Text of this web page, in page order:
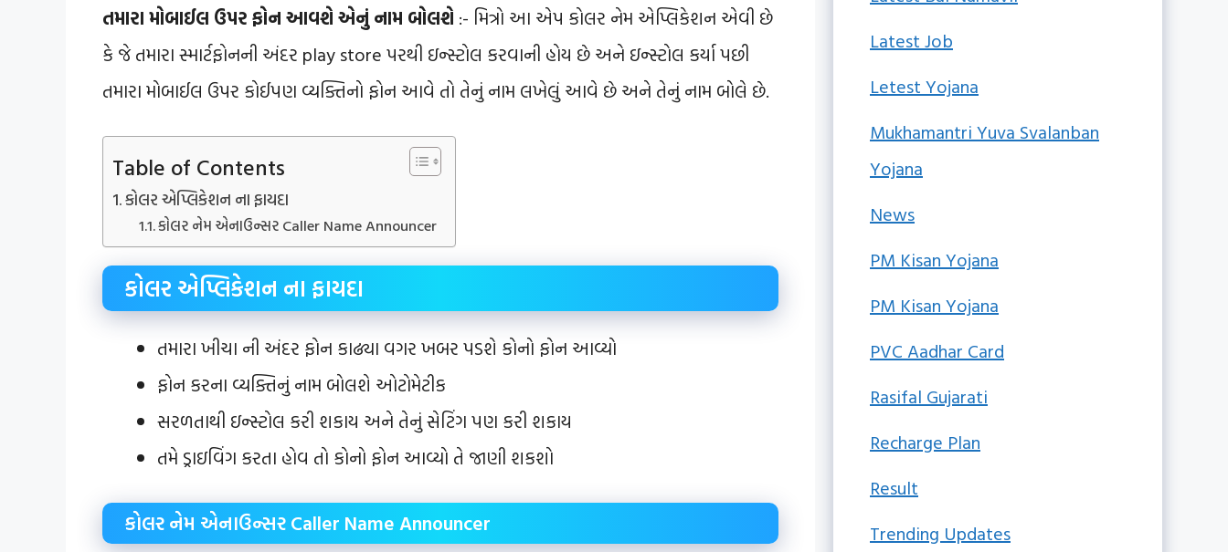
તમારા મોબાઈલ ઉપર ફોન આવશે એનું નામ બોલશે :- મિત્રો આ એપ કોલર નેમ એપ્લિકેશન એવી છે
કે જે તમારા સ્માર્ટફોનની અંદર play store પરથી ઇન્સ્ટોલ કરવાની હોય છે અને ઇન્સ્ટોલ કર્યા પછી
તમારા મોબાઈલ ઉપર કોઈપણ વ્યક્તિનો ફોન આવે તો તેનું નામ લખેલું આવે છે અને તેનું નામ બોલે છે.
Table of Contents
કોલર એપ્લિકેશન ના ફાયદા
કોલર નેમ એનાઉન્સર Caller Name Announcer
કોલર એપ્લિકેશન ના ફાયદા
તમારા ખીચા ની અંદર ફોન કાઢ્યા વગર ખબર પડશે કોનો ફોન આવ્યો
ફોન કરના વ્યક્તિનું નામ બોલશે ઓટોમેટીક
સરળતાથી ઇન્સ્ટોલ કરી શકાય અને તેનું સેટિંગ પણ કરી શકાય
તમે ડ્રાઇવિંગ કરતા હોવ તો કોનો ફોન આવ્યો તે જાણી શકશો
કોલર નેમ એનાઉન્સર Caller Name Announcer
Latest Job
Letest Yojana
Mukhamantri Yuva Svalanban
Yojana
News
PM Kisan Yojana
PM Kisan Yojana
PVC Aadhar Card
Rasifal Gujarati
Recharge Plan
Result
Trending Updates